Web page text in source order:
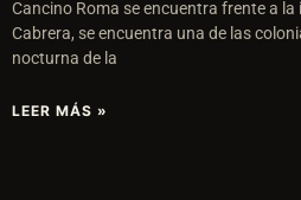
Cancino Roma se encuentra frente a
Cabrera, se encuentra una de las
nocturna de la
LEER MÁS »